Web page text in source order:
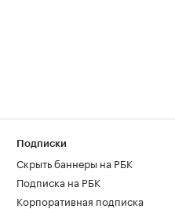
Подписки
Скрыть баннеры на РБК
Подписка на РБК
Корпоративная подписка